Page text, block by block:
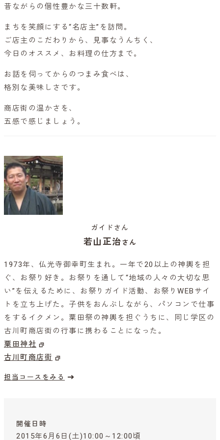
昔ながらの個性豊かな三十数軒。
まちを笑顔にする“名店主”を訪問。
ご店主のこだわりから、見事なうんちく、
今日のオススメ、お料理の仕方まで。
お話を伺ってからのつまみ食べは、
格別な美味しさです。
商店街の温かさを、
五感で感じましょう。
ガイドさん
若山正治さん
1973年、仏光寺御幸町生まれ。一年で20以上の神輿を担
ぐ、お祭り好き。お祭りを通して“地域の人々の大切な思
い”を伝えるために、お祭りガイド活動、お祭りWEBサイ
トを立ち上げた。子供をおんぶしながら、パソコンで仕事
をするイクメン。粟田祭の神輿を担ぐうちに、同じ学区の
古川町商店街の行事に携わることになった。
粟田神社
古川町商店街
担当コースをみる
開催日時
2015年6月6日(土)10:00～12:00頃